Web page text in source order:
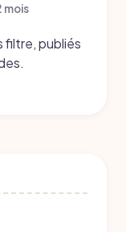
mois
filtre, publiés